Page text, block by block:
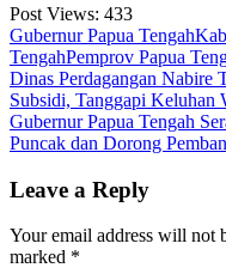
Post Views: 433
Gubernur Papua Tengah
TengahPemprov Papua
Post
navigation
Dinas Perdagangan Nabire
Subsidi, Tanggapi Keluhan
Gubernur Papua Tengah
Puncak dan Dorong
Leave a Reply
Your email address will not
marked *